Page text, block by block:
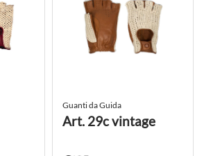
Guanti da Guida
Art. 29c vintage